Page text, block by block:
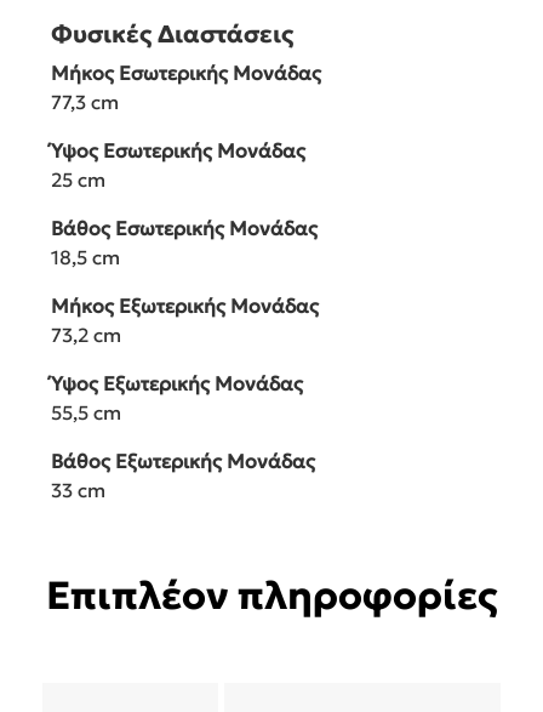
Φυσικές Διαστάσεις
Μήκος Εσωτερικής Μονάδας
77,3 cm
Ύψος Εσωτερικής Μονάδας
25 cm
Βάθος Εσωτερικής Μονάδας
18,5 cm
Μήκος Εξωτερικής Μονάδας
73,2 cm
Ύψος Εξωτερικής Μονάδας
55,5 cm
Βάθος Εξωτερικής Μονάδας
33 cm
Επιπλέον πληροφορίες